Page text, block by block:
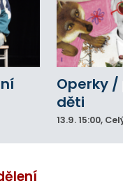
Operky
děti
13.9. 15:00,